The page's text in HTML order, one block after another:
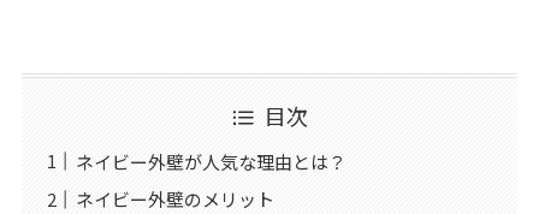
目次
ネイビー外壁が人気な理由とは？
ネイビー外壁のメリット